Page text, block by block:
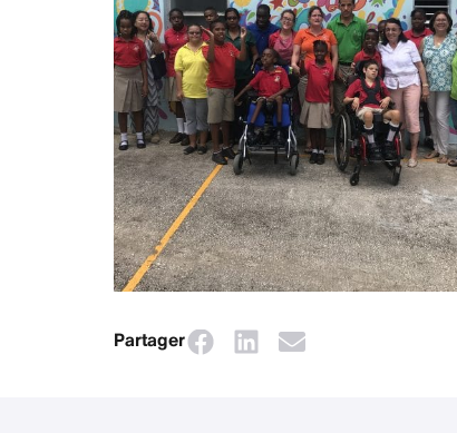
Partager